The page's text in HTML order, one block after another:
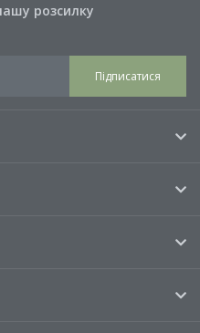
розсилку
Підписатися